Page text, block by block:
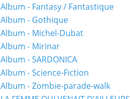
Album - Fantasy / Fantastique
Album - Gothique
Album - Michel-Dubat
Album - Mirinar
Album - SARDONICA
Album - Science-Fiction
Album - Zombie-parade-walk